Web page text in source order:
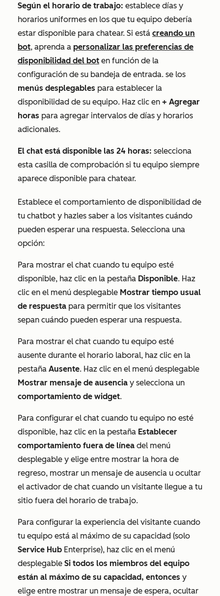
Según el horario de trabajo: establece días y
horarios uniformes en los que tu equipo debería
estar disponible para chatear. Si está creando un
bot, aprenda a personalizar las preferencias de
disponibilidad del bot en función de la
configuración de su bandeja de entrada. se los
menús desplegables para establecer la
disponibilidad de su equipo. Haz clic en + Agregar
horas para agregar intervalos de días y horarios
adicionales.
El chat está disponible las 24 horas: selecciona
esta casilla de comprobación si tu equipo siempre
aparece disponible para chatear.
Establece el comportamiento de disponibilidad de
tu chatbot y hazles saber a los visitantes cuándo
pueden esperar una respuesta. Selecciona una
opción:
Para mostrar el chat cuando tu equipo esté
disponible, haz clic en la pestaña Disponible. Haz
clic en el menú desplegable Mostrar tiempo usual
de respuesta para permitir que los visitantes
sepan cuándo pueden esperar una respuesta.
Para mostrar el chat cuando tu equipo esté
ausente durante el horario laboral, haz clic en la
pestaña Ausente. Haz clic en el menú desplegable
Mostrar mensaje de ausencia y selecciona un
comportamiento de widget.
Para configurar el chat cuando tu equipo no esté
disponible, haz clic en la pestaña Establecer
comportamiento fuera de línea del menú
desplegable y elige entre mostrar la hora de
regreso, mostrar un mensaje de ausencia u ocultar
el activador de chat cuando un visitante llegue a tu
sitio fuera del horario de trabajo.
Para configurar la experiencia del visitante cuando
tu equipo está al máximo de su capacidad (solo
Service Hub Enterprise), haz clic en el menú
desplegable Si todos los miembros del equipo
están al máximo de su capacidad, entonces y
elige entre mostrar un mensaje de espera, ocultar